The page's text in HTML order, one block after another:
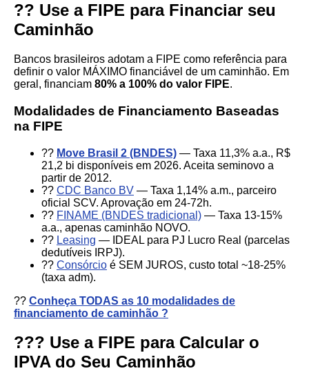
?? Use a FIPE para Financiar seu
Caminhão
Bancos brasileiros adotam a FIPE como referência para
definir o valor MÁXIMO financiável de um caminhão. Em
geral, financiam 80% a 100% do valor FIPE.
Modalidades de Financiamento Baseadas
na FIPE
?? Move Brasil 2 (BNDES) — Taxa 11,3% a.a., R$
21,2 bi disponíveis em 2026. Aceita seminovo a
partir de 2012.
?? CDC Banco BV — Taxa 1,14% a.m., parceiro
oficial SCV. Aprovação em 24-72h.
?? FINAME (BNDES tradicional) — Taxa 13-15%
a.a., apenas caminhão NOVO.
?? Leasing — IDEAL para PJ Lucro Real (parcelas
dedutíveis IRPJ).
?? Consórcio é SEM JUROS, custo total ~18-25%
(taxa adm).
?? Conheça TODAS as 10 modalidades de
financiamento de caminhão ?
??? Use a FIPE para Calcular o
IPVA do Seu Caminhão